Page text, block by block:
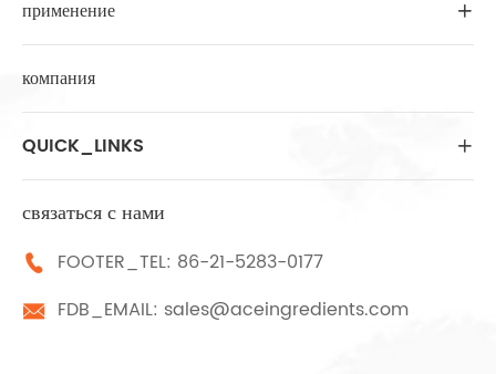
применение 
компания
QUICK_LINKS 
связаться с нами
 FOOTER_TEL: 86-21-5283-0177
 FDB_EMAIL: sales@aceingredients.com